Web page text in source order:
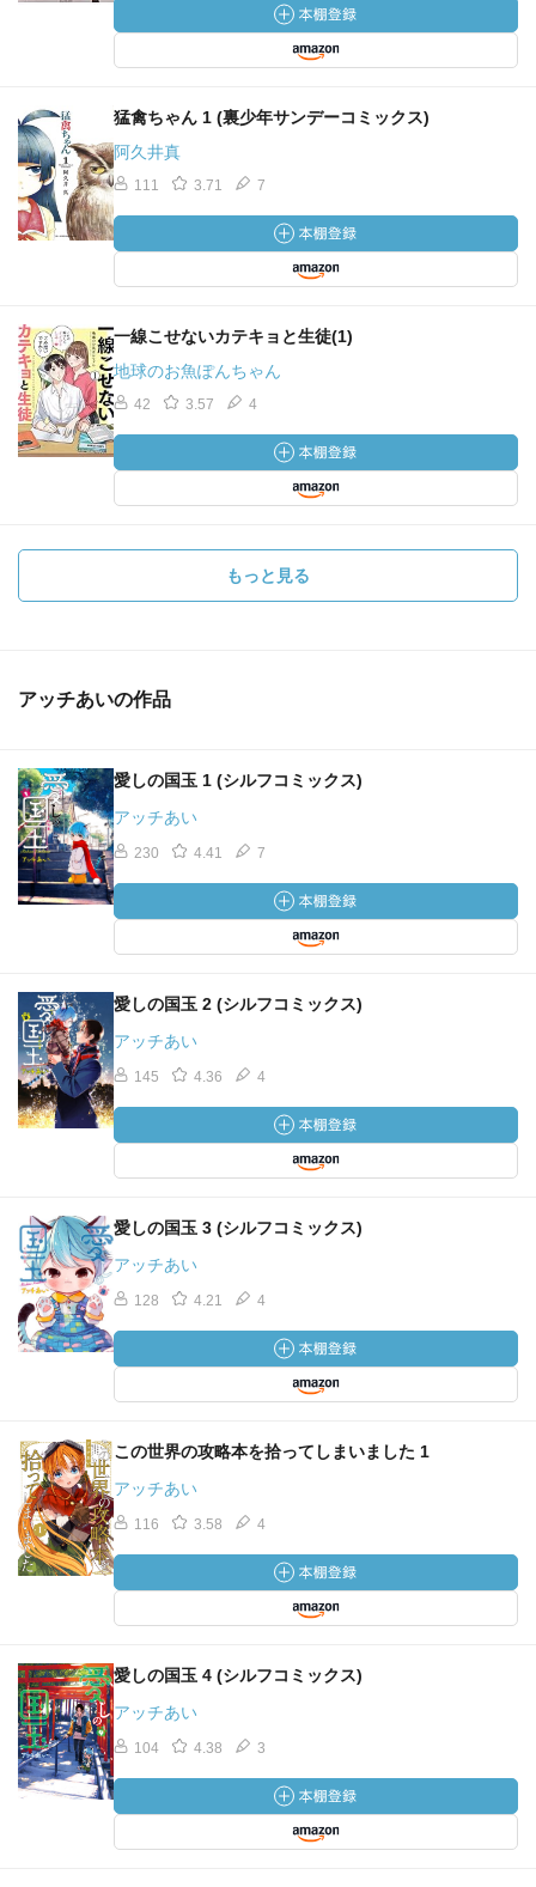
猛禽ちゃん 1 (裏少年サンデーコミックス)
阿久井真
111 3.71 7
一線こせないカテキョと生徒(1)
地球のお魚ぽんちゃん
42 3.57 4
もっと見る
アッチあいの作品
愛しの国玉 1 (シルフコミックス)
アッチあい
230 4.41 7
愛しの国玉 2 (シルフコミックス)
アッチあい
145 4.36 4
愛しの国玉 3 (シルフコミックス)
アッチあい
128 4.21 4
この世界の攻略本を拾ってしまいました 1
アッチあい
116 3.58 4
愛しの国玉 4 (シルフコミックス)
アッチあい
104 4.38 3